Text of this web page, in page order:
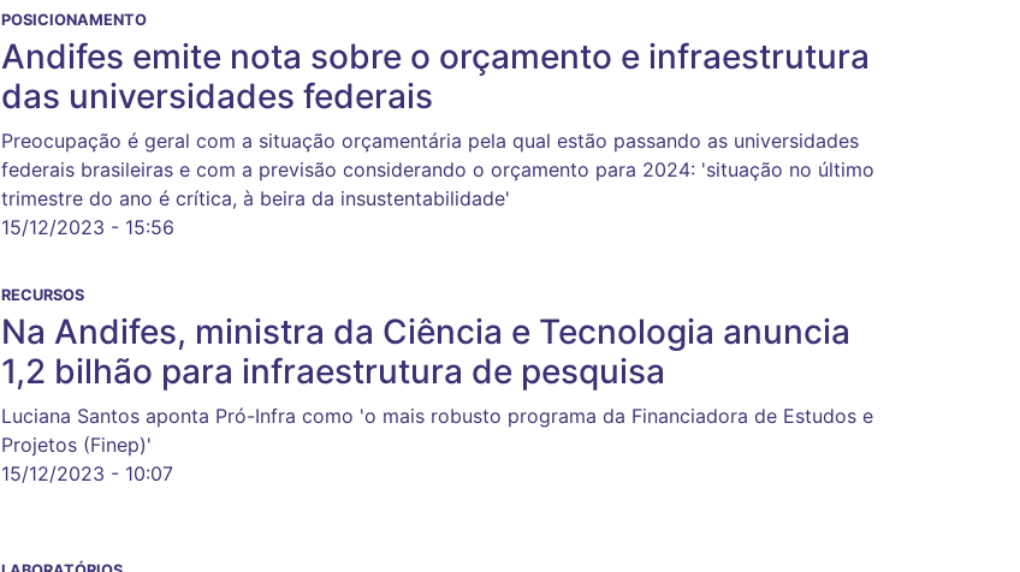
POSICIONAMENTO
Andifes emite nota sobre o orçamento e infraestrutura
das universidades federais
Preocupação é geral com a situação orçamentária pela qual estão passando as universidades
federais brasileiras e com a previsão considerando o orçamento para 2024: 'situação no último
trimestre do ano é crítica, à beira da insustentabilidade'
15/12/2023 - 15:56
RECURSOS
Na Andifes, ministra da Ciência e Tecnologia anuncia
1,2 bilhão para infraestrutura de pesquisa
Luciana Santos aponta Pró-Infra como 'o mais robusto programa da Financiadora de Estudos e
Projetos (Finep)'
15/12/2023 - 10:07